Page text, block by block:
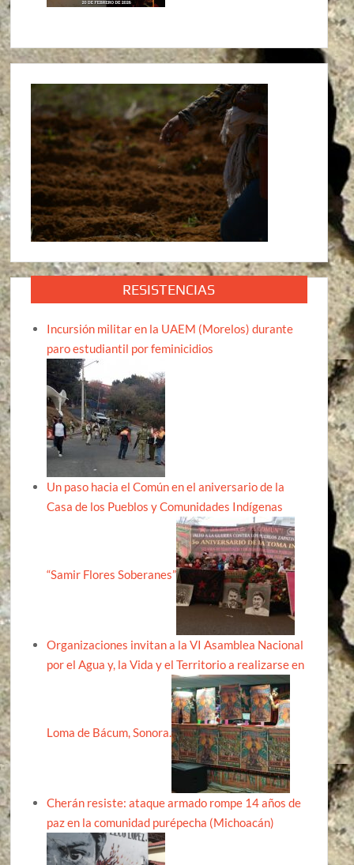
RESISTENCIAS
Incursión militar en la UAEM (Morelos) durante
paro estudiantil por feminicidios
Un paso hacia el Común en el aniversario de la
Casa de los Pueblos y Comunidades Indígenas
“Samir Flores Soberanes”
Organizaciones invitan a la VI Asamblea Nacional
por el Agua y, la Vida y el Territorio a realizarse en
Loma de Bácum, Sonora.
Cherán resiste: ataque armado rompe 14 años de
paz en la comunidad purépecha (Michoacán)